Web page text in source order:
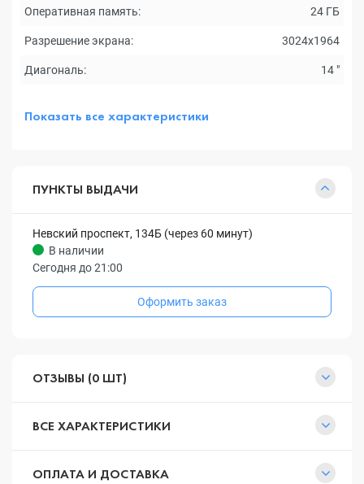
Оперативная память: 24 ГБ
Разрешение экрана: 3024x1964
Диагональ: 14 "
Показать все характеристики
ПУНКТЫ ВЫДАЧИ
Невский проспект, 134Б (через 60 минут)
В наличии
Сегодня до 21:00
Оформить заказ
ОТЗЫВЫ (0 ШТ)
ВСЕ ХАРАКТЕРИСТИКИ
ОПЛАТА И ДОСТАВКА